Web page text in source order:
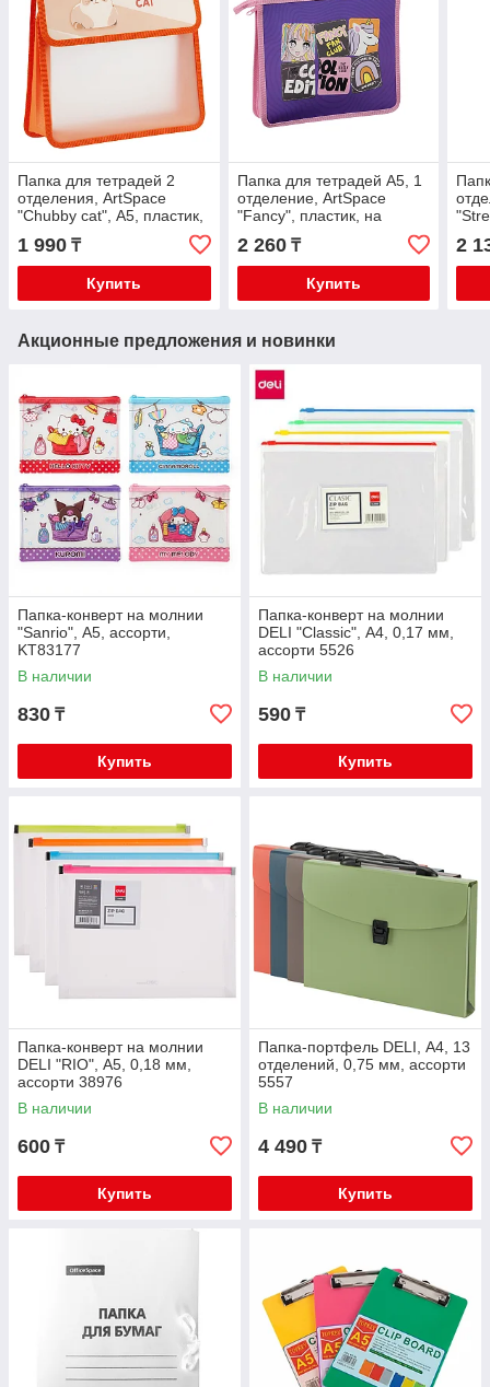
Папка для тетрадей 2
отделения, ArtSpace
"Chubby cat", А5, пластик,
на липучке ПТ-95О2001
1 990 ₸
Купить
Папка для тетрадей А5, 1
отделение, ArtSpace
"Fancy", пластик, на
молнии ПТ-73_58204
2 260₸
Купить
2
Акционные предложения и новинки
Папка-конверт на молнии
"Sanrio", А5, ассорти,
KT83177
В наличии
830 ₸
Купить
Папка-конверт на молнии
DELI "Classic", А4, 0,17 мм,
ассорти 5526
В наличии
590 ₸
Купить
Папка-конверт на молнии
DELI "RIO", А5, 0,18 мм,
ассорти 38976
В наличии
600 ₸
Купить
Папка-портфель DELI, А4, 13
отделений, 0,75 мм, ассорти
5557
В наличии
4 490 ₸
Купить